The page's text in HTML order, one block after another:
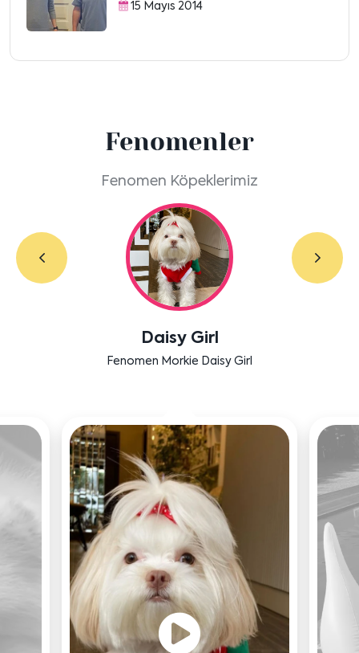
15 Mayıs 2014
Fenomenler
Fenomen Köpeklerimiz
Labradoodle Bruno
Bensu Soral'ın dostu Bruno